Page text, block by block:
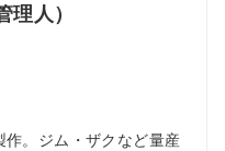
理人）
。ジム・ザクなど量産